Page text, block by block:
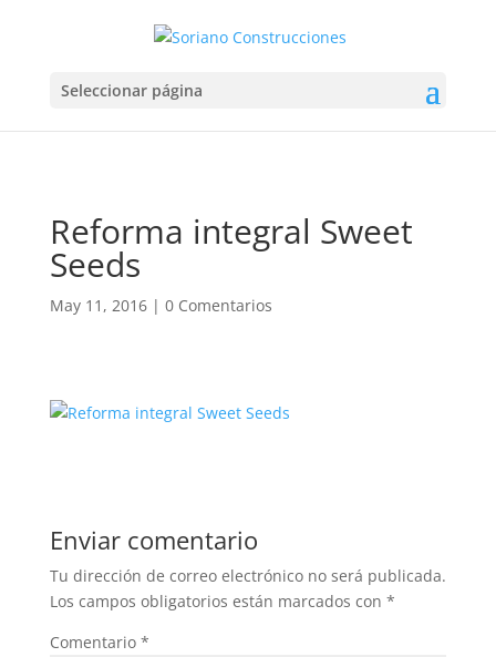
Seleccionar página
Reforma integral Sweet
Seeds
May 11, 2016| 0 Comentarios
Enviar comentario
Tu dirección de correo electrónico no será publicada.
Los campos obligatorios están marcados con *
Comentario *